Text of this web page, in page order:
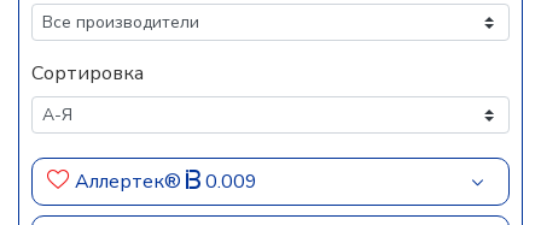
Сортировка
Аллертек® 0.009